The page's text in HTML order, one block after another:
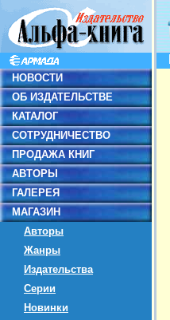
НОВОСТИ
ОБ ИЗДАТЕЛЬСТВЕ
КАТАЛОГ
СОТРУДНИЧЕСТВО
ПРОДАЖА КНИГ
АВТОРЫ
ГАЛЕРЕЯ
МАГАЗИН
Авторы
Жанры
Издательства
Серии
Новинки